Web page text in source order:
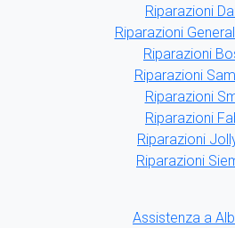
Riparazioni
Riparazioni
Riparazioni
Riparazioni
Riparazioni
Riparazioni
Riparazioni
Riparazioni
Assistenza a